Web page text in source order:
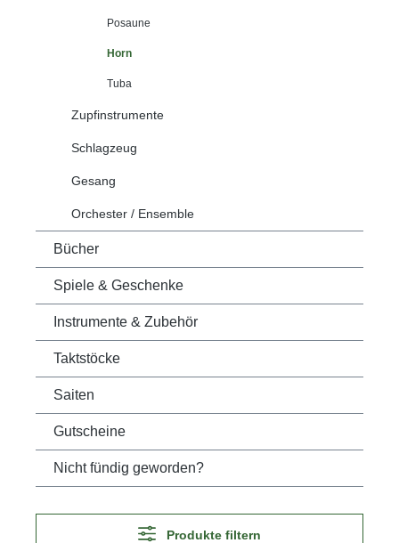
Posaune
Horn
Tuba
Zupfinstrumente
Schlagzeug
Gesang
Orchester / Ensemble
Bücher
Spiele & Geschenke
Instrumente & Zubehör
Taktstöcke
Saiten
Gutscheine
Nicht fündig geworden?
Produkte filtern